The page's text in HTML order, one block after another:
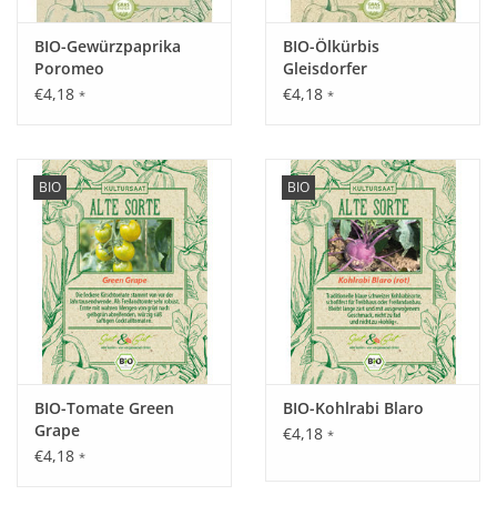
Kohlkragen oder feinmaschige Kulturnetze gegen Schädlinge
verwenden, auch Mischkulturen mit Tomaten und Salat oder
Eberraute, Salbei und Pfefferminze halten Kohlfliegen und
Erdflöhe fern.
Inhalt:
0,4 g
BIO-Gewürzpaprika
Poromeo
€4,18 *
BIO-Ölkürbis
Gleisdorfer
€4,18 *
BIO
BIO-Tomate Green
Grape
€4,18 *
BIO
BIO-Kohlrabi Blaro
€4,18 *